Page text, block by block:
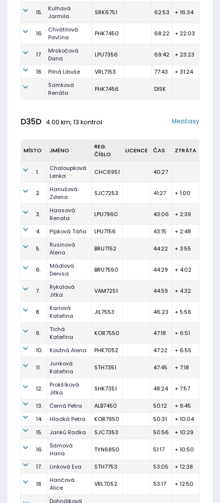
15.
Kulhavá
Jarmila
SRK6751 62:53 + 16:34
16.
Chvátilová
Pavlína
PHK7450 68:22 + 22:03
17.
Mrskočová
Dana
LPU7356 69:42 + 23:23
18. Pilná Libuše VRL7153 77:43
+ 31:24
Samková
Renáta
PHK7456 DISK
D35D 4.00 km, 13 kontrol Mezičasy
MÍSTO JMÉNO
REG.
ČÍSLO
LICENCE ČAS ZTRÁTA
1.
Chaloupková
Lenka
CHC6951 40:27
2.
Hanušová
Zdena
SJC7253 41:27 + 1:00
3.
Haasová
Renata
LPU7960 43:06 + 2:39
4. Pipková Táňa LPU7156 43:15 + 2:48
5.
Rusinová
Alena
BRU7152 44:22 + 3:55
6.
Mádlová
Denisa
BRU7550 44:29 + 4:02
7.
Rykalová
Jitka
VAM7251 44:59 + 4:32
8.
Karlová
Kateřina
JIL7553 46:23 + 5:56
9.
Tichá
Kateřina
KOR7550 47:18 + 6:51
10. Koutná Alena PHK7052 47:22 + 6:55
11.
Junková
Kateřina
STH7351 47:45 + 7:18
12.
Prokšíková
Jitka
SHK7351 48:24 + 7:57
13. Černá Petra ALB7450 50:12
+ 9:45
14.
Hladká Petra KOR7950 50:31
+ 10:04
15.
Janků Radka SJC7353 50:56 + 10:29
16.
Šišmová
Hana
TYN6850 51:17 + 10:50
17. Linková Eva STH7753 53:05 + 12:38
18.
Hančová
Alice
VRL7052 53:17 + 12:50
Dohnálková